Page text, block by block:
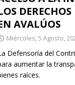
AVALÚOS
Miércoles, 5 Agosto,
Defensoría del
aumentar la
raíces.